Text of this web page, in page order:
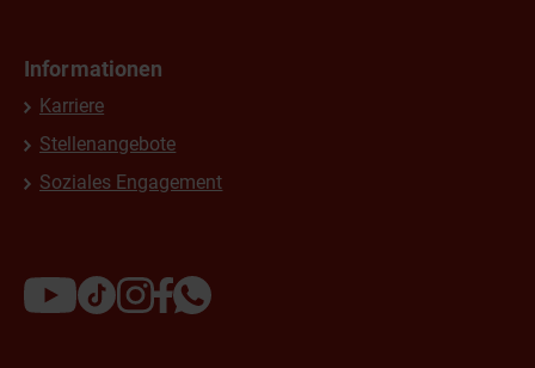
Informationen
Karriere
Stellenangebote
Soziales Engagement